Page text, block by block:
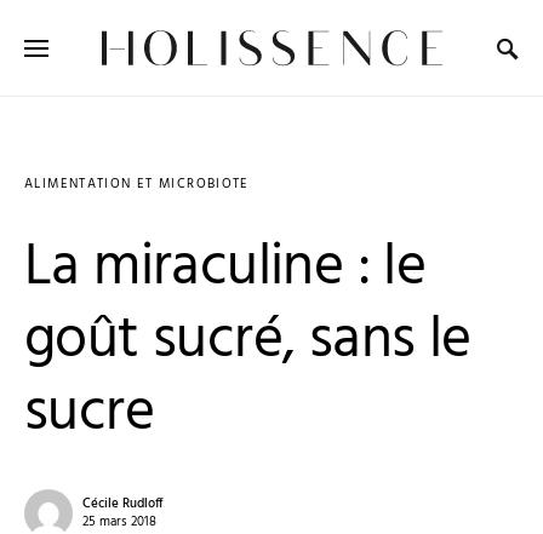
ALIMENTATION ET MICROBIOTE
La miraculine : le
goût sucré, sans le
sucre
Cécile Rudloff
25 mars 2018